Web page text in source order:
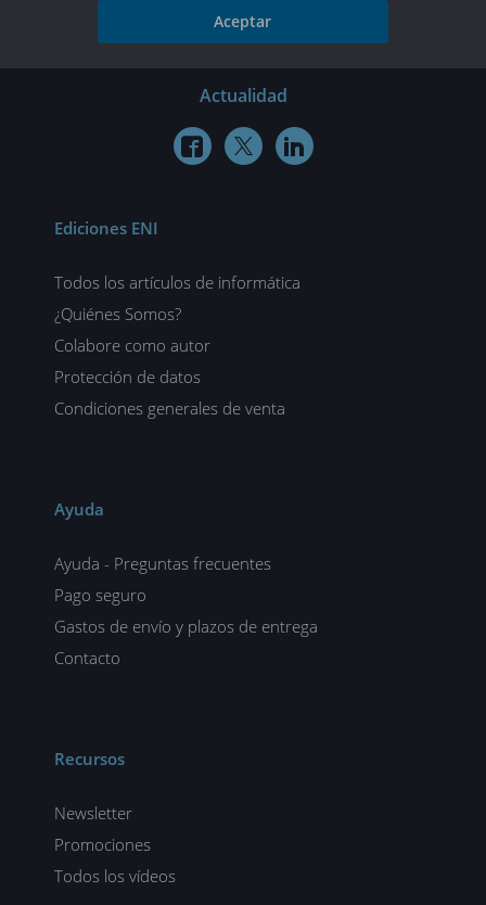
Aceptar
Actualidad
  
Ediciones ENI
Todos los artículos de informática
¿Quiénes Somos?
Colabore como autor
Protección de datos
Condiciones generales de venta
Ayuda
Ayuda - Preguntas frecuentes
Pago seguro
Gastos de envío y plazos de entrega
Contacto
Recursos
Newsletter
Promociones
Todos los vídeos